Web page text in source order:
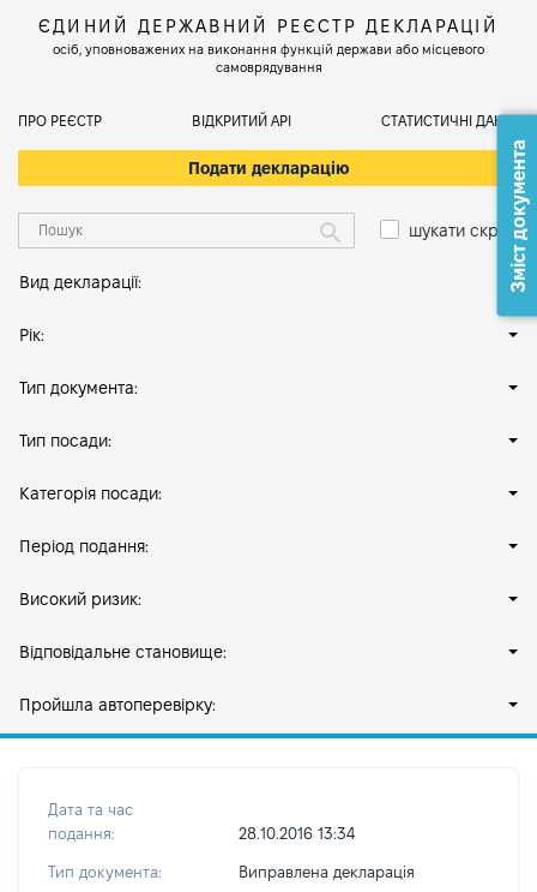
ЄДИНИЙ ДЕРЖАВНИЙ РЕЄСТР ДЕКЛАРАЦІЙ
осіб, уповноважених на виконання функцій держави або місцевого
самоврядування
ПРО РЕЄСТР ВІДКРИТИЙ АРІ СТАТИСТИЧНІ ДАНІ
Подати декларацію
шукати скрізь
Вид декларації:
Рік:
Тип документа:
Тип посади:
Категорія посади:
Період подання:
Високий ризик:
Відповідальне становище:
Пройшла автоперевірку:
Дата та час
подання:
28.10.2016 13:34
Тип документа: Виправлена декларація
Зміст документа